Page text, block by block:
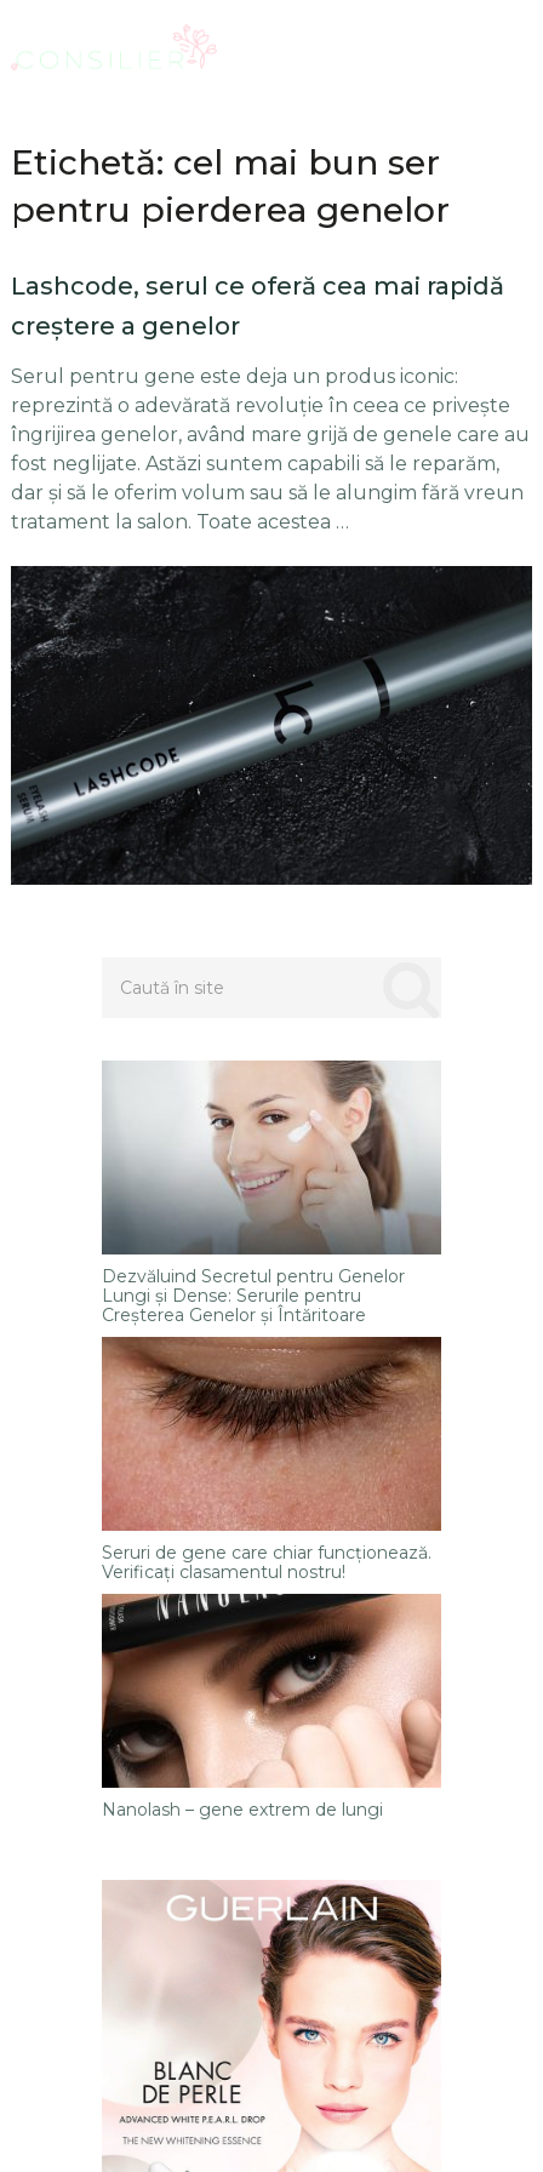
Etichetă: cel mai bun ser
pentru pierderea genelor
Lashcode, serul ce oferă cea mai rapidă
creștere a genelor
Serul pentru gene este deja un produs iconic:
reprezintă o adevărată revoluție în ceea ce privește
îngrijirea genelor, având mare grijă de genele care au
fost neglijate. Astăzi suntem capabili să le reparăm,
dar și să le oferim volum sau să le alungim fără vreun
tratament la salon. Toate acestea …
Dezvăluind Secretul pentru Genelor
Lungi și Dense: Serurile pentru
Creșterea Genelor și Întăritoare
Seruri de gene care chiar funcționează.
Verificați clasamentul nostru!
Nanolash – gene extrem de lungi